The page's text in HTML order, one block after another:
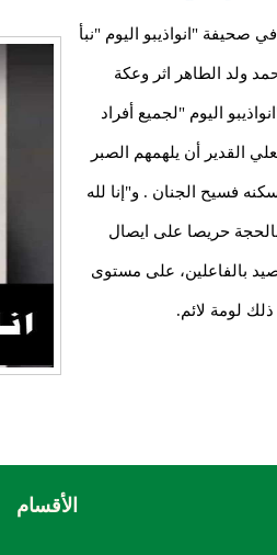
صحيفة "انواذيبو اليوم "نبأ
ولد الطاهر اثر وعكة
اليوم "لجميع أفراد
القدير أن يلهمهم الصبر
فسيح الجنان . و"إنا لله
حريصا على ايصال
بالفاعلين، على مستوى
لومة لائم.
الأقسام